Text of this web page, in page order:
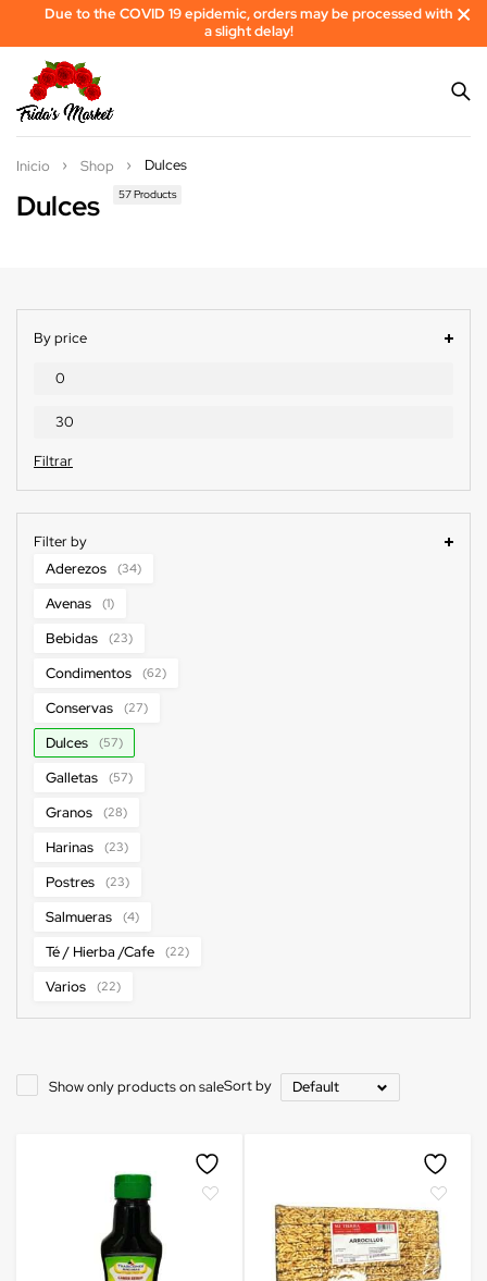
Due to the COVID 19 epidemic, orders may be processed with
a slight delay!
Dulces 57 Products
Inicio Shop Dulces
By price
Filtrar
Filter by
Aderezos
(34)
Avenas (1)
Bebidas (23)
Condimentos (62)
Conservas (27)
Dulces (57)
Galletas (57)
Granos (28)
Harinas (23)
Postres (23)
Salmueras (4)
Té / Hierba /Cafe (22)
Varios (22)
Sort by Default
Show only products on sale